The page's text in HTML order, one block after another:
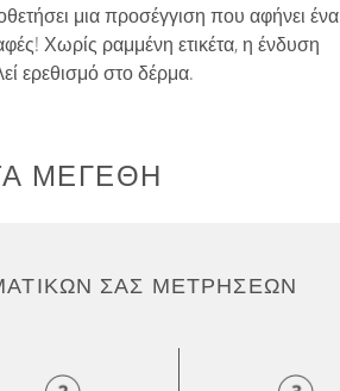
μια προσέγγιση που αφήνει ένα
Χωρίς ραμμένη ετικέτα, η ένδυση
ερεθισμό στο δέρμα.
ΜΕΓΈΘΗ
ΣΑΣ ΜΕΤΡΉΣΕΩΝ